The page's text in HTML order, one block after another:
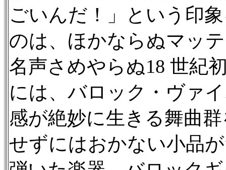
ごいんだ！」という印
のは、ほかならぬマッ
名声さめやらぬ18 世紀
には、バロック・ヴァ
感が絶妙に生きる舞曲
せずにはおかない小品